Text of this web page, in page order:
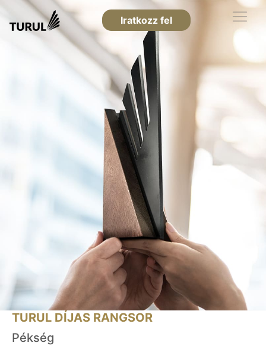
Iratkozz fel
TURUL DÍJAS RANGSOR
Pékség